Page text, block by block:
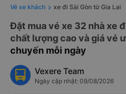
Vé xe khách xe đi Sài Gòn từ Gia Lai
Đặt mua vé xe 32 nhà xe
chất lượng cao và giá vé
chuyến mỗi ngày
Vexere Team
Ngày cập nhật: 09/08/2026